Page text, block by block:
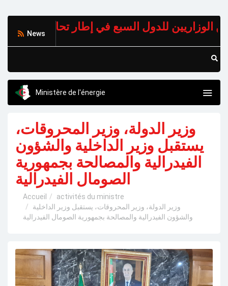
News
Ministère de l'énergie
وزير الدولة، وزير المحروقات،
يستقبل وزير الداخلية والشؤون
الفيدرالية والمصالحة بجمهورية
الصومال الفيدرالية
Accueil
activités du ministre
وزير الدولة، وزير المحروقات، يستقبل وزير الداخلية
والشؤون الفيدرالية والمصالحة بجمهورية الصومال الفيدرالية